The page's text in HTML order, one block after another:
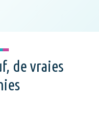
de vraies